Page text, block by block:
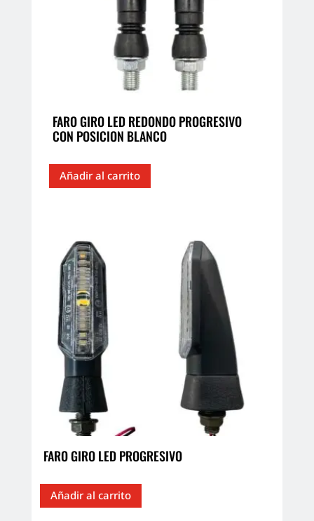
FARO GIRO LED REDONDO PROGRESIVO
CON POSICION BLANCO
Añadir al carrito
FARO GIRO LED PROGRESIVO
Añadir al carrito